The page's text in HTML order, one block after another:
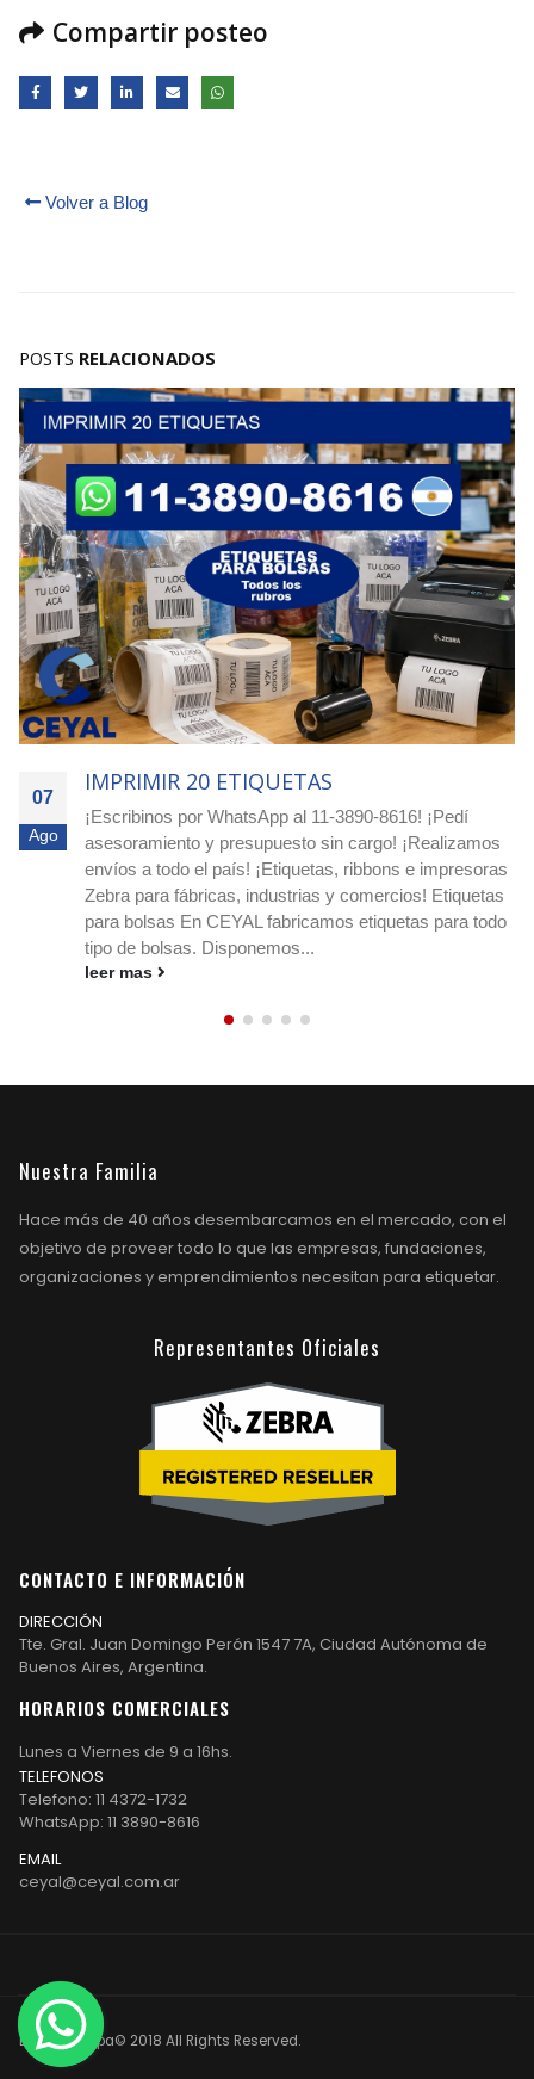
Compartir posteo
Volver a Blog
POSTS RELACIONADOS
07
Ago
IMPRIMIR 1250 ETIQUETAS
Ordená hoy - Argentina! Etiquetas redondas para -
Dietéticas / Fruterías / Proveedurías ¡Comprá etiquetas
circulares blancas o impresas en Ceyal y destacá tus
productos! Si buscás etiquetas circulares blancas o
impresas, ¡en Ceyal tenemos la solución ideal para tu
negocio!...
leer mas
Nuestra Familia
Hace más de 40 años desembarcamos en el mercado, con el
objetivo de proveer todo lo que las empresas, fundaciones,
organizaciones y emprendimientos necesitan para etiquetar.
Representantes Oficiales
CONTACTO E INFORMACIÓN
DIRECCIÓN
Tte. Gral. Juan Domingo Perón 1547 7A, Ciudad Autónoma de
Buenos Aires, Argentina.
HORARIOS COMERCIALES
Lunes a Viernes de 9 a 16hs.
TELEFONOS
Telefono: 11 4372-1732
WhatsApp: 11 3890-8616
EMAIL
ceyal@ceyal.com.ar
Etiqueta Ropa© 2018 All Rights Reserved.